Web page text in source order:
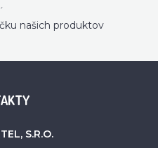
´
našich produktov
S.R.O.